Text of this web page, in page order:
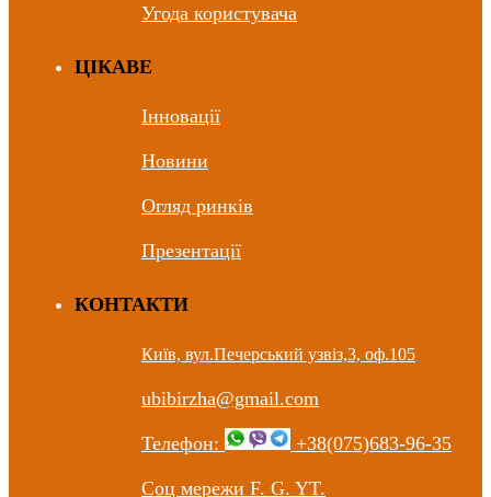
Угода користувача
ЦIКАВЕ
Інновації
Новини
Огляд ринків
Презентації
КОНТАКТИ
Київ, вул.Печерський узвіз,3, оф.105
ubibirzha@gmail.com
Телефон: +38(075)683-96-35
Соц мережи F. G. YT.